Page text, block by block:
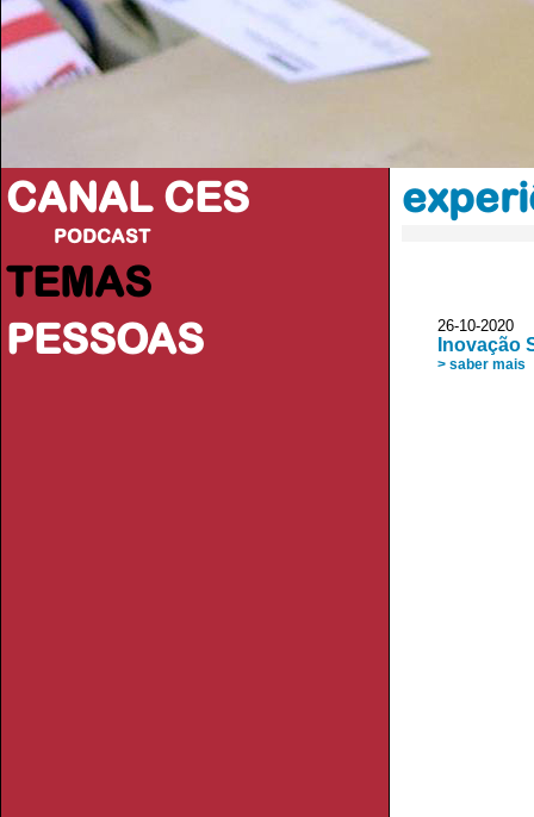
CANAL CES
PODCAST
TEMAS
PESSOAS
26-10-
Inovação
> saber mais